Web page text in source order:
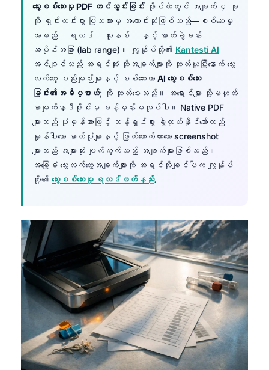
သွေးစစ်ဆေးမှု PDF တင်သွင်းခြင်း ဖိုင်ထဲတွင် အချက် ၄ ခု
ကို ရှင်းလင်းစွာ ပြသထားမှ အကောင်းဆုံးဖြစ်သည်—စစ်ဆေးမှု
အမည်၊ ရလဒ်၊ ယူနစ်၊ နှင့် ဓာတ်ခွဲခန်း
အပိုင်းအခြား (lab range)။ ကျွန်ုပ်တို့၏ Kantesti AI
အင်ဂျင်သည် အရင်ဆုံး ထိုအချက်များကို ထုတ်ယူပြီးနောက် သွေး
လက်တွေ့ စည်းမျဉ်းများနှင့် စစ်ဆေးကာ AI သွေးစစ်ဆေး
ခြင်း၏အဓိပ္ပာယ်; ကို ထုတ်ပေးသည်။ အရောင်များ သို့မဟုတ်
စာမျက်နှာဒီဇိုင်းမှ ခန့်မှန်းမလုပ်ပါ။ Native PDF
များသည် ပုံမှန်အားဖြင့် သန့်ရှင်းစွာ ခွဲထုတ်နိုင်သော်လည်း
မှုန်ဝါးသော ဓာတ်ပုံများနှင့် ဖြတ်တောက်ထားသော screenshot
များသည် အများဆုံး ပျက်ကွက်သည့် အချက်များဖြစ်သည်။
အခြေခံ သွေးလက်တွေ့အချက်များကို အရင်လိုချင်ပါက ကျွန်ုပ်
တို့၏ သွေးစစ်ဆေးမှု ရလဒ်ဖတ်နည်း.